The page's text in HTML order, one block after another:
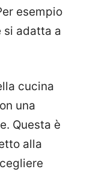
esempio
si adatta a
cucina
una
Questa è
alla